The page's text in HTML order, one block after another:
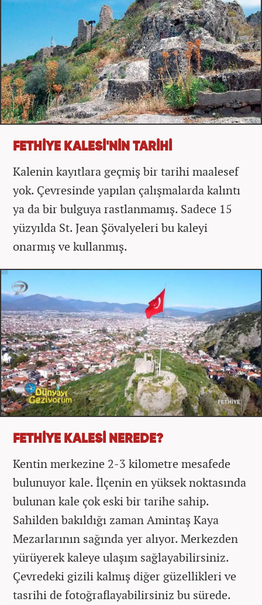
FETHİYE KALESİ'NİN TARİHİ
Kalenin kayıtlara geçmiş bir tarihi maalesef
yok. Çevresinde yapılan çalışmalarda kalıntı
ya da bir bulguya rastlanmamış. Sadece 15
yüzyılda St. Jean Şövalyeleri bu kaleyi
onarmış ve kullanmış.
FETHİYE KALESİ NEREDE?
Kentin merkezine 2-3 kilometre mesafede
bulunuyor kale. İlçenin en yüksek noktasında
bulunan kale çok eski bir tarihe sahip.
Sahilden bakıldığı zaman Amintaş Kaya
Mezarlarının sağında yer alıyor. Merkezden
yürüyerek kaleye ulaşım sağlayabilirsiniz.
Çevredeki gizili kalmış diğer güzellikleri ve
tasrihi de fotoğraflayabilirsiniz bu sürede.